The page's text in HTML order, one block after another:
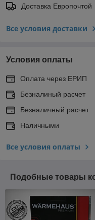
Доставка Европочтой
Все условия доставки
Условия оплаты
Оплата через ЕРИП
Безналиный расчет
Безналичный расчет
Наличными
Все условия оплаты
Подобные товары